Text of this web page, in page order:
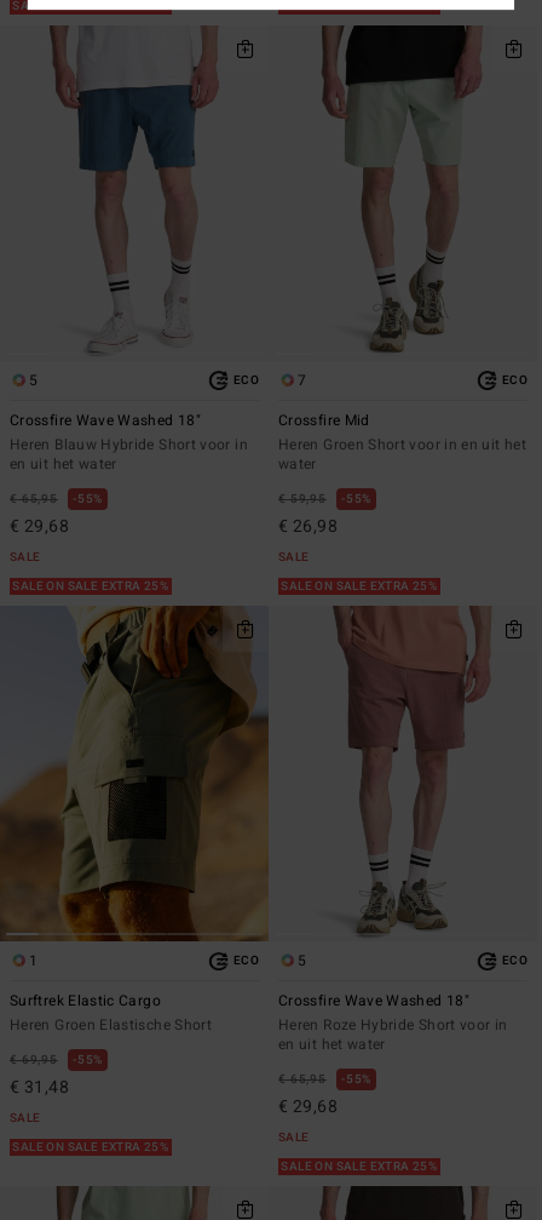
SALE ON SALE EXTRA 25%
5 ECO
Crossfire Wave Washed 18"
Heren Blauw Hybride Short voor in
en uit het water
€ 65,95 55%
€ 29,68
SALE
SALE ON SALE EXTRA 25%
7 ECO
Crossfire Mid
Heren Groen Short voor in en uit het
water
€ 59,95 55%
€ 26,98
SALE
SALE ON SALE EXTRA 25%
1 ECO
Surftrek Elastic Cargo
Heren Groen Elastische Short
€ 69,95 55%
€ 31,48
SALE
SALE ON SALE EXTRA 25%
5 ECO
Crossfire Wave Washed 18"
Heren Roze Hybride Short voor in
en uit het water
€ 65,95 55%
€ 29,68
SALE
SALE ON SALE EXTRA 25%